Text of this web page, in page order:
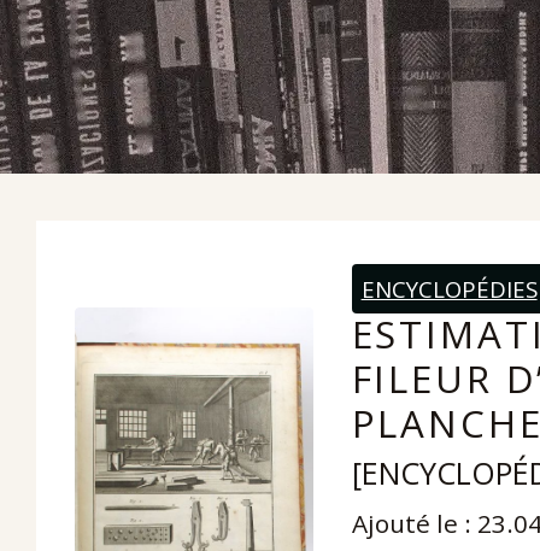
ENCYCLOPÉDIES
FILEUR
Ajouté le :